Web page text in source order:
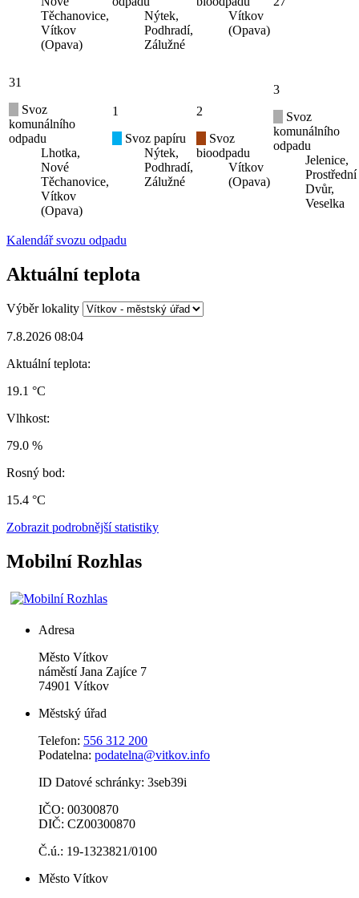
Těchanovice,
Vítkov
(Opava)
Nýtek,
Podhradí,
Zálužné
Vítkov
(Opava)
31
Svoz
komunálního
odpadu
Lhotka,
Nové
Těchanovice,
Vítkov
(Opava)
1
Svoz papíru
Nýtek,
Podhradí,
Zálužné
2
Svoz
bioodpadu
Vítkov
(Opava)
3
Svoz
komunálního
odpadu
Jelenice,
Prostřední
Dvůr,
Veselka
Kalendář svozu odpadu
Aktuální teplota
Výběr lokality
7.8.2026 08:04
Aktuální teplota:
19.1 °C
Vlhkost:
79.0 %
Rosný bod:
15.4 °C
Zobrazit podrobnější statistiky
Mobilní Rozhlas
Adresa
Město Vítkov
náměstí Jana Zajíce 7
74901 Vítkov
Městský úřad
Telefon: 556 312 200
Podatelna: podatelna@vitkov.info
ID Datové schránky: 3seb39i
IČO: 00300870
DIČ: CZ00300870
Č.ú.: 19-1323821/0100
Město Vítkov